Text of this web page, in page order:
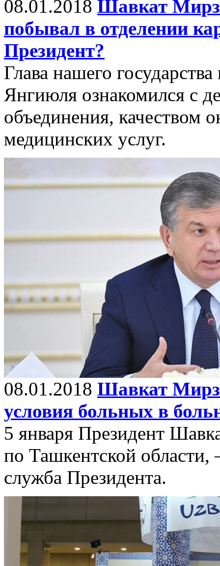
08.01.2018 Шавкат
побывал в отделении
Президент?
Глава нашего
Янгиюля ознакомился с
объединения, качеством
медицинских услуг.
08.01.2018 Шавкат
условия больных в
5 января Президент
по Ташкентской
служба Президента.